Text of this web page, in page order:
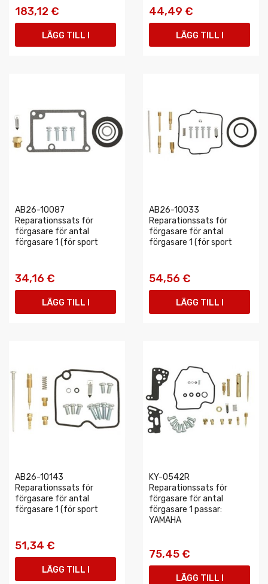
183,12 €
LÄGG TILL I
44,49 €
LÄGG TILL I
AB26-10087
Reparationssats för
förgasare för antal
förgasare 1 (för sport
34,16 €
LÄGG TILL I
AB26-10033
Reparationssats för
förgasare för antal
förgasare 1 (för sport
54,56 €
LÄGG TILL I
AB26-10143
Reparationssats för
förgasare för antal
förgasare 1 (för sport
51,34 €
LÄGG TILL I
KY-0542R
Reparationssats för
förgasare för antal
förgasare 1 passar:
YAMAHA
75,45 €
LÄGG TILL I